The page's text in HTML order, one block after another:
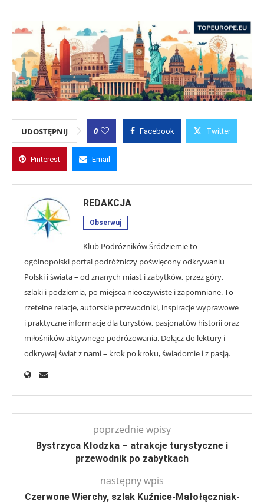
UDOSTĘPNIJ 0 Facebook Twitter
Pinterest Email
REDAKCJA
Obserwuj
Klub Podróżników Śródziemie to
ogólnopolski portal podróżniczy poświęcony odkrywaniu
Polski i świata – od znanych miast i zabytków, przez góry,
szlaki i podziemia, po miejsca nieoczywiste i zapomniane. To
rzetelne relacje, autorskie przewodniki, inspiracje wyprawowe
i praktyczne informacje dla turystów, pasjonatów historii oraz
miłośników aktywnego podróżowania. Dołącz do lektury i
odkrywaj świat z nami – krok po kroku, świadomie i z pasją.
poprzednie wpisy
Bystrzyca Kłodzka – atrakcje turystyczne i
przewodnik po zabytkach
następny wpis
Czerwone Wierchy, szlak Kuźnice-Małołączniak-